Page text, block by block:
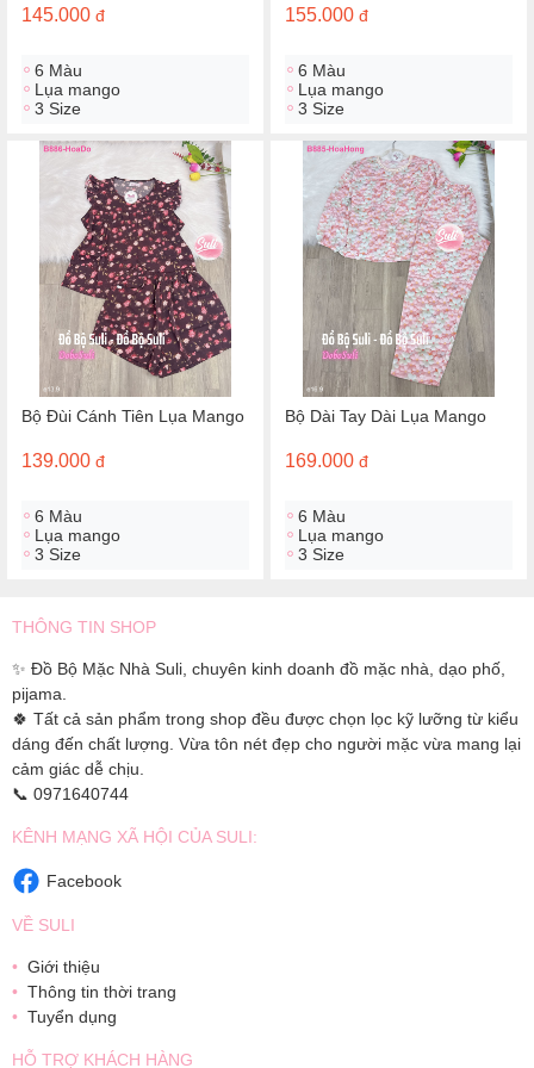
145.000 đ
6 Màu
Lụa mango
3 Size
155.000 đ
6 Màu
Lụa mango
3 Size
Bộ Đùi Cánh Tiên Lụa Mango
139.000 đ
6 Màu
Lụa mango
3 Size
Bộ Dài Tay Dài Lụa Mango
169.000 đ
6 Màu
Lụa mango
3 Size
THÔNG TIN SHOP
✨ Đồ Bộ Mặc Nhà Suli, chuyên kinh doanh đồ mặc nhà, dạo phố,
pijama.
🍀 Tất cả sản phẩm trong shop đều được chọn lọc kỹ lưỡng từ kiểu
dáng đến chất lượng. Vừa tôn nét đẹp cho người mặc vừa mang lại
cảm giác dễ chịu.
📞 0971640744
KÊNH MẠNG XÃ HỘI CỦA SULI:
Facebook
VỀ SULI
Giới thiệu
Thông tin thời trang
Tuyển dụng
HỖ TRỢ KHÁCH HÀNG